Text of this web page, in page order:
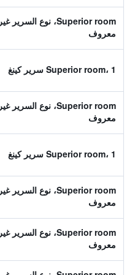
Superior room، نوع السرير غير
معروف
Superior room، 1 سرير كينغ
Superior room، نوع السرير غير
معروف
Superior room، 1 سرير كينغ
Superior room، نوع السرير غير
معروف
Superior room، نوع السرير غير
معروف